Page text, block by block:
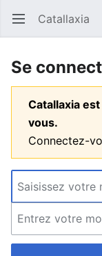
Ouvrir le menu principal Catallaxia
Se
Catallaxia
vous.
Connectez-